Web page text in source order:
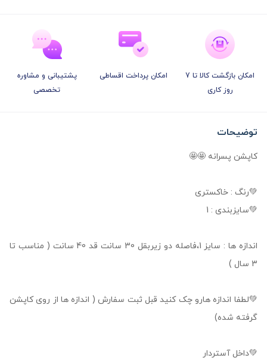
امکان بازگشت کالا تا 7
روز کاری
امکان پرداخت اقساطی
پشتیبانی و مشاوره
تخصصی
توضیحات
کاپشن پسرانه 🤩🤩
💚رنگ : خاکستری
💚سایزبندی : 1
اندازه ها : سایز 1،فاصله دو زیربقل 30 سانت قد 40 سانت ( مناسب تا
3 سال )
💚لطفا اندازه هارو چک کنید قبل ثبت سفارش ( اندازه ها از روی کاپشن
گرفته شده)
💚داخل آستردار